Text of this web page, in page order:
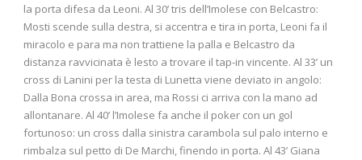
la porta difesa da Leoni. Al 30’ tris dell’Imolese con Belcastro:
Mosti scende sulla destra, si accentra e tira in porta, Leoni fa il
miracolo e para ma non trattiene la palla e Belcastro da
distanza ravvicinata è lesto a trovare il tap-in vincente. Al 33’ un
cross di Lanini per la testa di Lunetta viene deviato in angolo:
Dalla Bona crossa in area, ma Rossi ci arriva con la mano ad
allontanare. Al 40’ l’Imolese fa anche il poker con un gol
fortunoso: un cross dalla sinistra carambola sul palo interno e
rimbalza sul petto di De Marchi, finendo in porta. Al 43’ Giana